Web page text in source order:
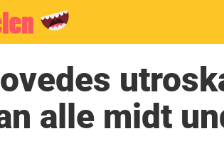
alle midt